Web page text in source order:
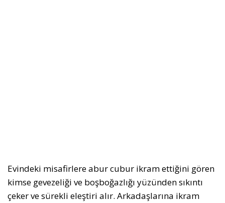
Evindeki misafirlere abur cubur ikram ettiğini gören
kimse gevezeliği ve boşboğazlığı yüzünden sıkıntı
çeker ve sürekli eleştiri alır. Arkadaşlarına ikram